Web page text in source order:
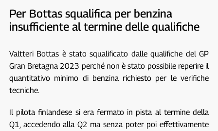
Per Bottas squalifica per benzina
insufficiente al termine delle qualifiche
Valtteri Bottas è stato squalificato dalle qualifiche del GP
Gran Bretagna 2023 perché non è stato possibile reperire il
quantitativo minimo di benzina richiesto per le verifiche
tecniche.
Il pilota finlandese si era fermato in pista al termine della
Q1, accedendo alla Q2 ma senza poter poi effettivamente